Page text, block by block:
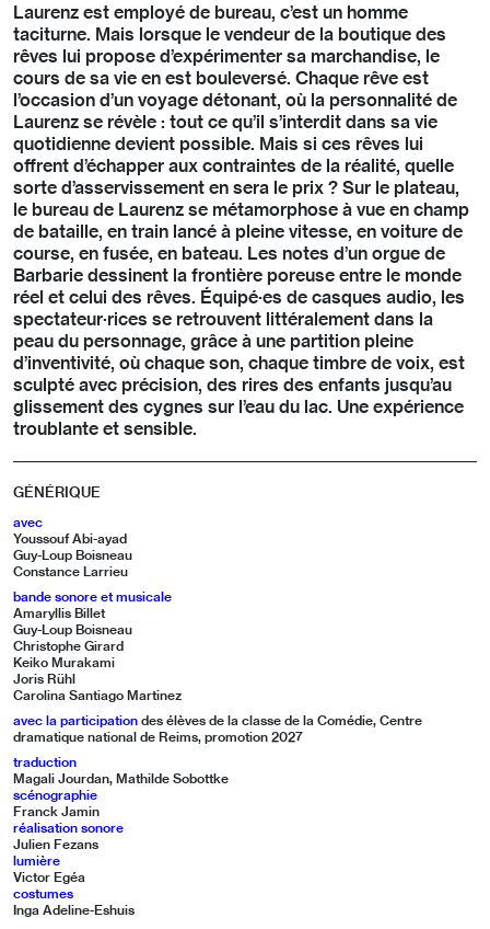
Laurenz est employé de bureau, c’est un homme
taciturne. Mais lorsque le vendeur de la boutique des
rêves lui propose d’expérimenter sa marchandise, le
cours de sa vie en est bouleversé. Chaque rêve est
l’occasion d’un voyage détonant, où la personnalité de
Laurenz se révèle : tout ce qu’il s’interdit dans sa vie
quotidienne devient possible. Mais si ces rêves lui
offrent d’échapper aux contraintes de la réalité, quelle
sorte d’asservissement en sera le prix ? Sur le plateau,
le bureau de Laurenz se métamorphose à vue en champ
de bataille, en train lancé à pleine vitesse, en voiture de
course, en fusée, en bateau. Les notes d’un orgue de
Barbarie dessinent la frontière poreuse entre le monde
réel et celui des rêves. Équipé·es de casques audio, les
spectateur·rices se retrouvent littéralement dans la
peau du personnage, grâce à une partition pleine
d’inventivité, où chaque son, chaque timbre de voix, est
sculpté avec précision, des rires des enfants jusqu’au
glissement des cygnes sur l’eau du lac. Une expérience
troublante et sensible.
GÉNÉRIQUE
avec
Youssouf Abi-ayad
Guy-Loup Boisneau
Constance Larrieu
bande sonore et musicale
Amaryllis Billet
Guy-Loup Boisneau
Christophe Girard
Keiko Murakami
Joris Rühl
Carolina Santiago Martinez
avec la participation des élèves de la classe de la Comédie, Centre
dramatique national de Reims, promotion 2027
traduction
Magali Jourdan, Mathilde Sobottke
scénographie
Franck Jamin
réalisation sonore
Julien Fezans
lumière
Victor Egéa
costumes
Inga Adeline-Eshuis